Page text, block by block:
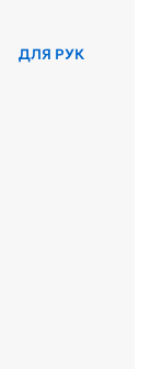
ДЛЯ РУК